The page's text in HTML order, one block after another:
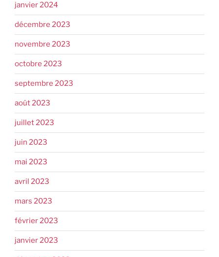
janvier 2024
décembre 2023
novembre 2023
octobre 2023
septembre 2023
août 2023
juillet 2023
juin 2023
mai 2023
avril 2023
mars 2023
février 2023
janvier 2023